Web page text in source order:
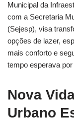
Municipal da
com a Secretaria
(Sejesp), visa
opções de lazer,
mais conforto e
tempo esperava
Nova
Urbano